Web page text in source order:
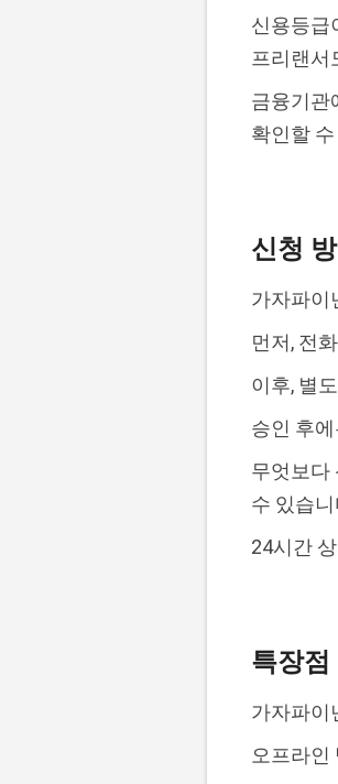
신용등급
프리랜서
금융기관
확인할
신청
가자파이
먼저, 전
이후, 별
승인 후
무엇보다
수 있습니
24시간
특장점
가자파이
오프라인